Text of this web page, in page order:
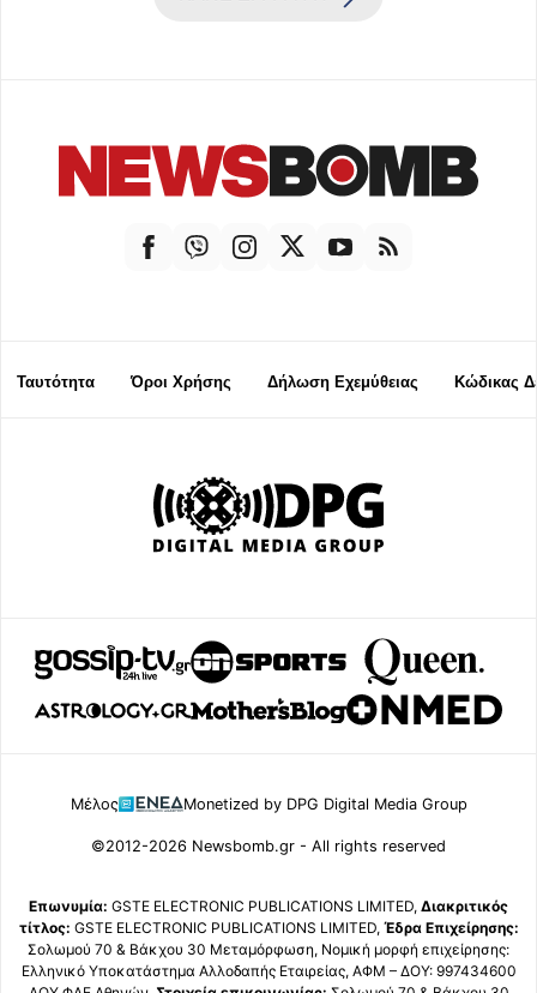
Ταυτότητα Όροι Χρήσης Δήλωση Εχεμύθειας Κώδικας
Μέλος Monetized by DPG Digital Media Group
©2012-2026 Newsbomb.gr - All rights reserved
Επωνυμία: GSTE ELECTRONIC PUBLICATIONS LIMITED, Διακριτικός
τίτλος: GSTE ELECTRONIC PUBLICATIONS LIMITED, Έδρα Επιχείρησης:
Σολωμού 70 & Βάκχου 30 Μεταμόρφωση, Νομική μορφή επιχείρησης:
Ελληνικό Υποκατάστημα Αλλοδαπής Εταιρείας, ΑΦΜ – ΔΟΥ: 997434600